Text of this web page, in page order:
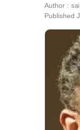
Author : sai
Published